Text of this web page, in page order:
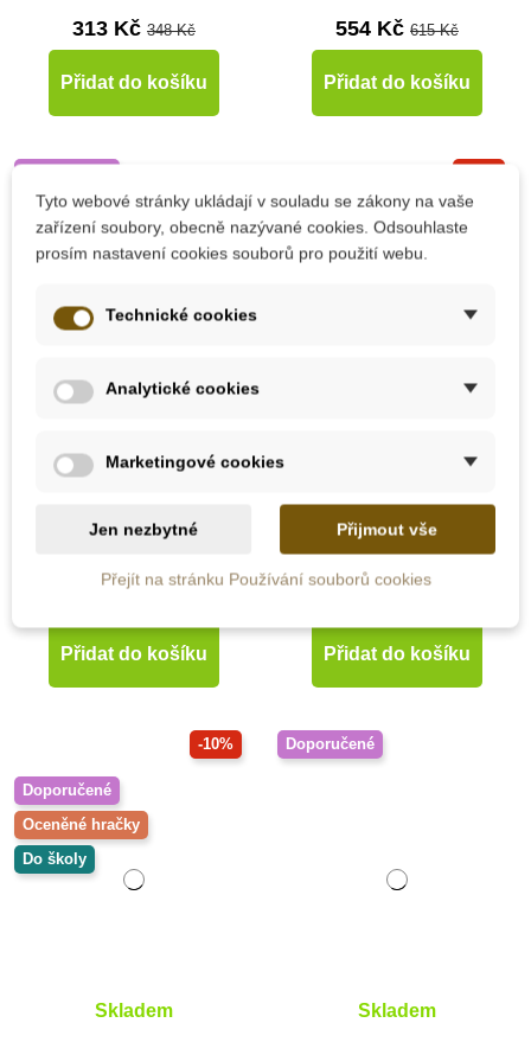
313 Kč 348 Kč
Přidat do košíku
554 Kč 615 Kč
Přidat do košíku
Přidat do košíku
Doporučené
Do školy
Přidat do košíku
-10%
Doporučené
Oceněné hračky
Do školy
Skladem
Doporučené
Skladem
Tyto webové stránky ukládají v souladu se zákony na vaše
zařízení soubory, obecně nazývané cookies. Odsouhlaste
prosím nastavení cookies souborů pro použití webu.
Technické cookies
Analytické cookies
Marketingové cookies
Jen nezbytné Přijmout vše
Přejít na stránku Používání souborů cookies